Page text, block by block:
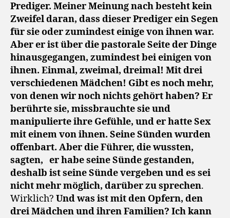
Prediger. Meiner Meinung nach besteht kein
Zweifel daran, dass dieser Prediger ein Segen
für sie oder zumindest einige von ihnen war.
Aber er ist über die pastorale Seite der Dinge
hinausgegangen, zumindest bei einigen von
ihnen. Einmal, zweimal, dreimal! Mit drei
verschiedenen Mädchen! Gibt es noch mehr,
von denen wir noch nichts gehört haben? Er
berührte sie, missbrauchte sie und
manipulierte ihre Gefühle, und er hatte Sex
mit einem von ihnen. Seine Sünden wurden
offenbart. Aber die Führer, die wussten,
sagten, er habe seine Sünde gestanden,
deshalb ist seine Sünde vergeben und es sei
nicht mehr möglich, darüber zu sprechen.
Wirklich? Und was ist mit den Opfern, den
drei Mädchen und ihren Familien? Ich kann